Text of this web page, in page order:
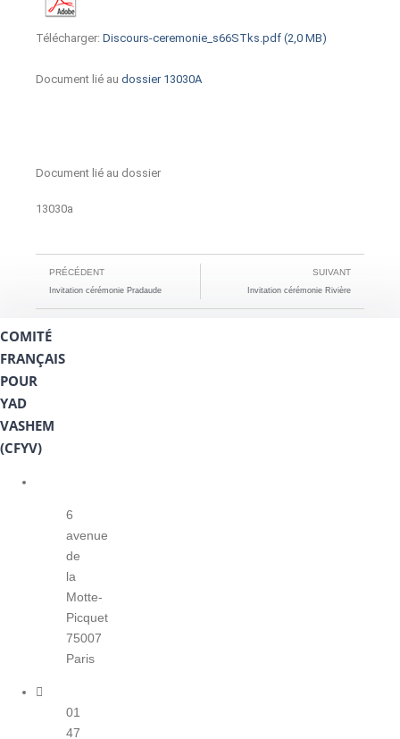
Télécharger: Discours-ceremonie_s66STks.pdf (2,0 MB)
Document lié au dossier 13030A
Document lié au dossier
13030a
PRÉCÉDENT
Invitation cérémonie Pradaude
SUIVANT
Invitation cérémonie Rivière
COMITÉ
FRANÇAIS
POUR
YAD
VASHEM
(CFYV)
6
avenue
de
la
Motte-
Picquet
75007
Paris
01
47